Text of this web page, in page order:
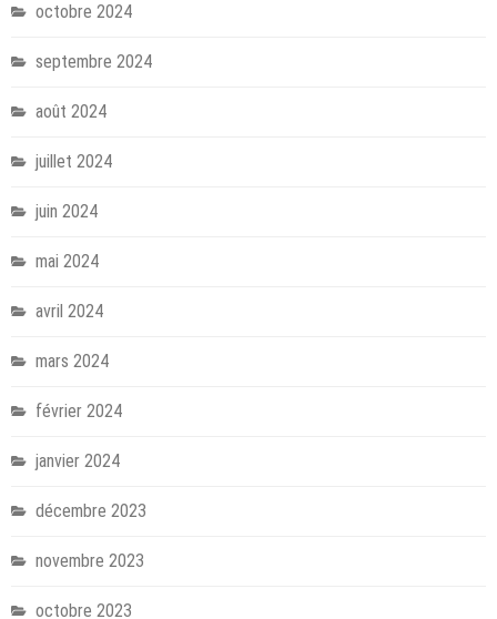
octobre 2024
septembre 2024
août 2024
juillet 2024
juin 2024
mai 2024
avril 2024
mars 2024
février 2024
janvier 2024
décembre 2023
novembre 2023
octobre 2023